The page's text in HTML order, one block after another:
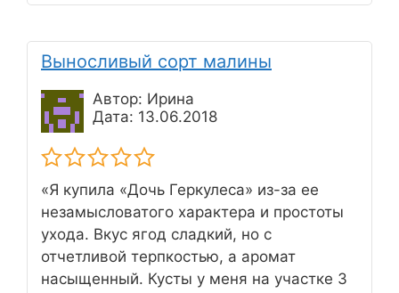
Выносливый сорт малины
Автор: Ирина
Дата: 13.06.2018
«Я купила «Дочь Геркулеса» из-за ее
незамысловатого характера и простоты
ухода. Вкус ягод сладкий, но с
отчетливой терпкостью, а аромат
насыщенный. Кусты у меня на участке 3